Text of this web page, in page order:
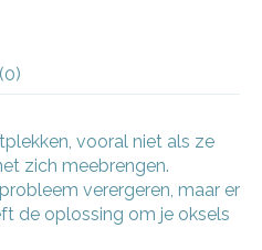
vooral niet als ze
zich meebrengen.
verergeren, maar er
de oplossing om je oksels